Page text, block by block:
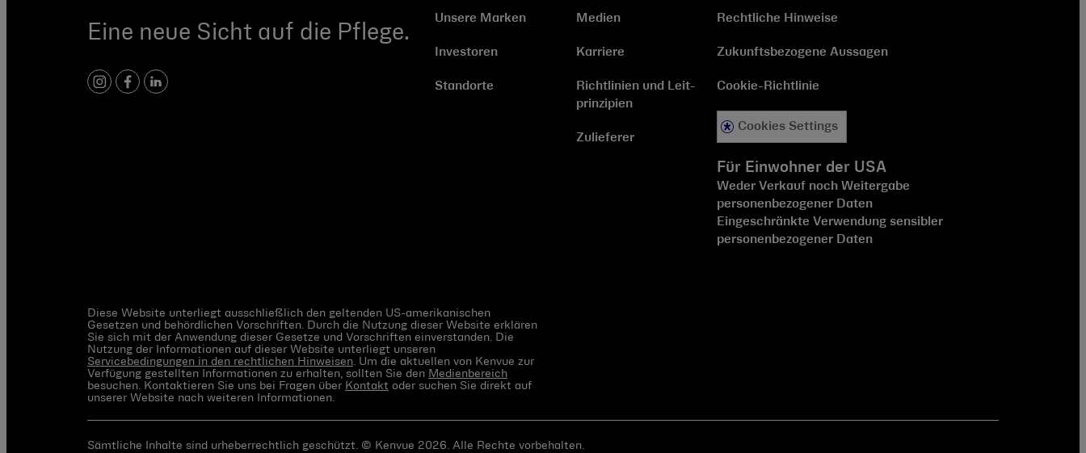
Eine neue Sicht auf die Pflege.
Instagram
Facebook
LinkedIn
Unsere Marken
Investoren
Standorte
Medien
Karriere
Richtlinien und Leit­
prinzipien
Zulieferer
Rechtliche Hinweise
Zukunftsbezogene Aussagen
Cookie-Richtlinie
Cookies Settings
Für Einwohner der USA
Weder Verkauf noch Weitergabe
personenbezogener Daten
Eingeschränkte Verwendung sensibler
personenbezogener Daten
Diese Website unterliegt ausschließlich den geltenden US-amerikanischen
Gesetzen und behördlichen Vorschriften. Durch die Nutzung dieser Website erklären
Sie sich mit der Anwendung dieser Gesetze und Vorschriften einverstanden. Die
Nutzung der Informationen auf dieser Website unterliegt unseren
Servicebedingungen in den rechtlichen Hinweisen . Um die aktuellen von Kenvue zur
Verfügung gestellten Informationen zu erhalten, sollten Sie den Medienbereich
besuchen. Kontaktieren Sie uns bei Fragen über Kontakt oder suchen Sie direkt auf
unserer Website nach weiteren Informationen.
Sämtliche Inhalte sind urheberrechtlich geschützt. © Kenvue 2026. Alle Rechte vorbehalten.